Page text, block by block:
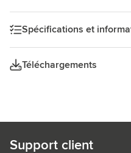
d'économiser 39 grammes
à un modèle traditionnel.
Spécifications et
Téléchargements
Support client